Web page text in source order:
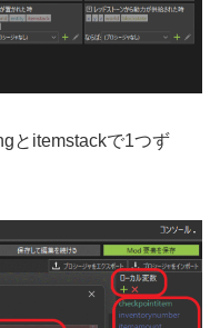
とitemstackで1つず